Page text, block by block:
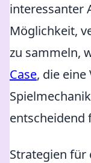
interessanter
Möglichkeit,
zu sammeln,
Case, die eine
entscheidend
Strategien für